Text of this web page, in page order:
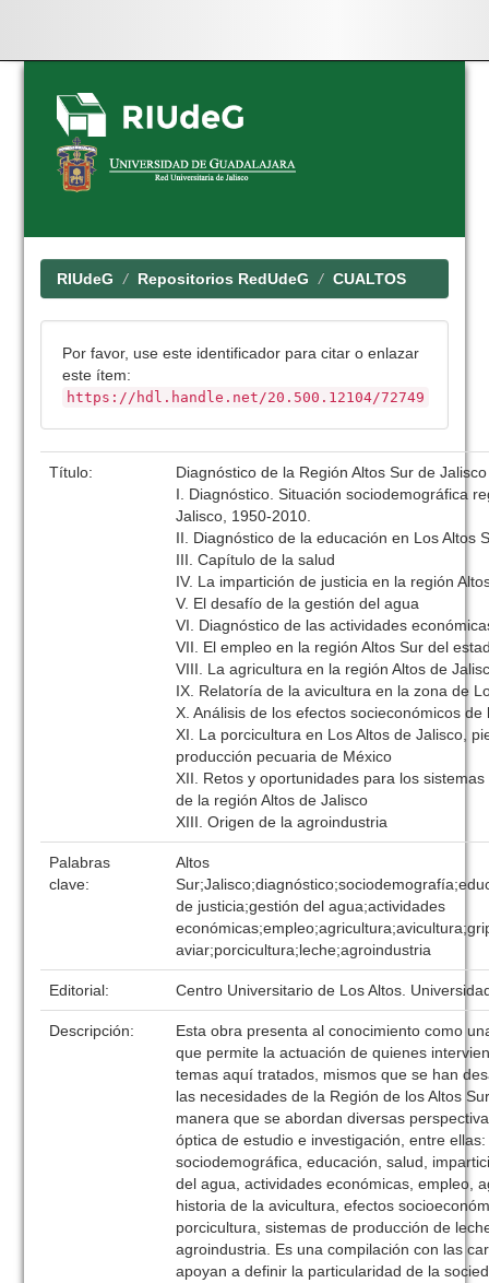
Skip
navigation
RIUdeG Repositorios RedUdeG CUALTOS
Por favor, use este identificador para citar o enlazar
este ítem:
https://hdl.handle.net/20.500.12104/72749
Título:
Diagnóstico de la Región Altos Sur de Jalisco
I. Diagnóstico. Situación sociodemográfica
Jalisco, 1950-2010.
II. Diagnóstico de la educación en Los Altos
III. Capítulo de la salud
IV. La impartición de justicia en la región
V. El desafío de la gestión del agua
VI. Diagnóstico de las actividades
VII. El empleo en la región Altos Sur del
VIII. La agricultura en la región Altos de
IX. Relatoría de la avicultura en la zona de
X. Análisis de los efectos socieconómicos de
XI. La porcicultura en Los Altos de Jalisco,
producción pecuaria de México
XII. Retos y oportunidades para los
de la región Altos de Jalisco
XIII. Origen de la agroindustria
Palabras
clave:
Altos
de justicia;gestión del agua;actividades
aviar;porcicultura;leche;agroindustria
Editorial: Centro Universitario de Los Altos.
Descripción:
Esta obra presenta al conocimiento como
que permite la actuación de quienes
temas aquí tratados, mismos que se han
las necesidades de la Región de los Altos
manera que se abordan diversas
óptica de estudio e investigación, entre
sociodemográfica, educación, salud,
del agua, actividades económicas, empleo,
historia de la avicultura, efectos
porcicultura, sistemas de producción de
agroindustria. Es una compilación con las
apoyan a definir la particularidad de la